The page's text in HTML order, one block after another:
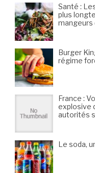
Santé :
plus
mangeurs
Burger
régime
France :
explosive
autorités
Le soda,